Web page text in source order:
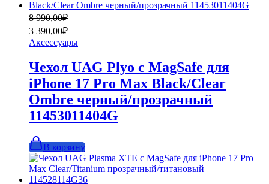
8 990,00₽
Первоначальная
цена
составляла
8
990,00₽.
3 390,00₽
Текущая
цена:
3
390,00₽.
Аксессуары
Чехол UAG Plyo с MagSafe для
iPhone 17 Pro Max Black/Clear
Ombre черный/прозрачный
11453011404G
В корзину